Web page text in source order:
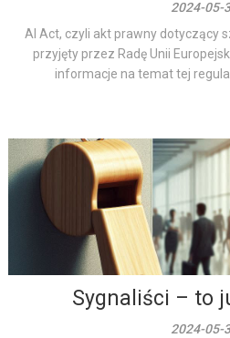
2024-05-
AI Act, czyli akt prawny dotyczący
przyjęty przez Radę Unii
informacje na temat tej
Sygnaliści – to
2024-05-